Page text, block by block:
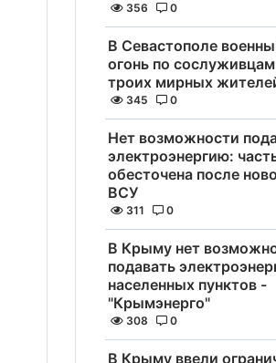
356 0
В Севастополе
огонь по
троих мирных
345 0
Нет возможности
электроэнергию:
обесточена после
ВСУ
311 0
В Крыму нет
подавать
населенных пунктов -
"Крымэнерго"
308 0
В Крыму ввели